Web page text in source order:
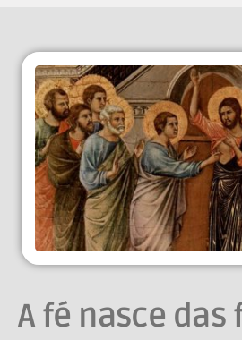
A fé nasce das